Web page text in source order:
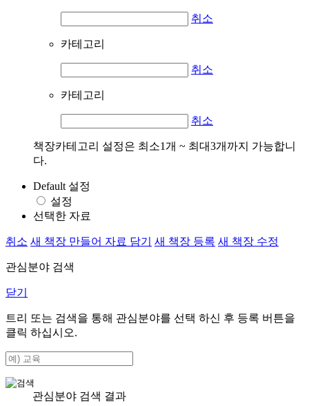
취소
카테고리
취소
카테고리
취소
책장카테고리 설정은 최소1개 ~ 최대3개까지 가능합니
다.
Default 설정
설정
선택한 자료
취소 새 책장 만들어 자료 담기 새 책장 등록 새 책장 수정
관심분야 검색
닫기
트리 또는 검색을 통해 관심분야를 선택 하신 후 등록 버튼을
클릭 하십시오.
관심분야 검색 결과